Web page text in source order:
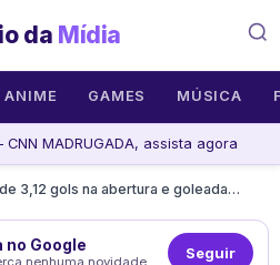
da Mídia
ANIME GAMES MÚSICA
MADRUGADA, assista agora
Média de 3,12 gols na abertura e goleadas marcam Copa
no Google
nenhuma novidade. Seguir